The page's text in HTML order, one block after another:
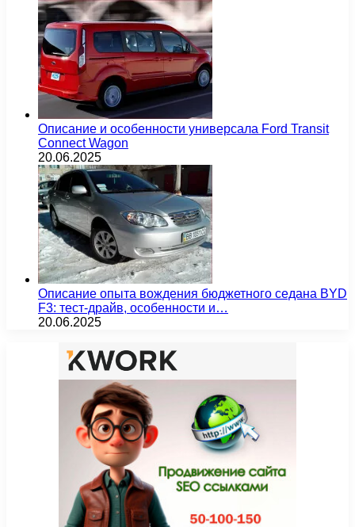
Описание и особенности универсала Ford Transit
Connect Wagon
20.06.2025
Описание опыта вождения бюджетного седана BYD
F3: тест-драйв, особенности и…
20.06.2025